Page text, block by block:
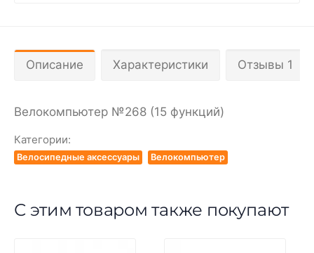
Описание Характеристики Отзывы 1
Велокомпьютер №268 (15 функций)
Категории:
Велосипедные аксессуары Велокомпьютер
С этим товаром также покупают